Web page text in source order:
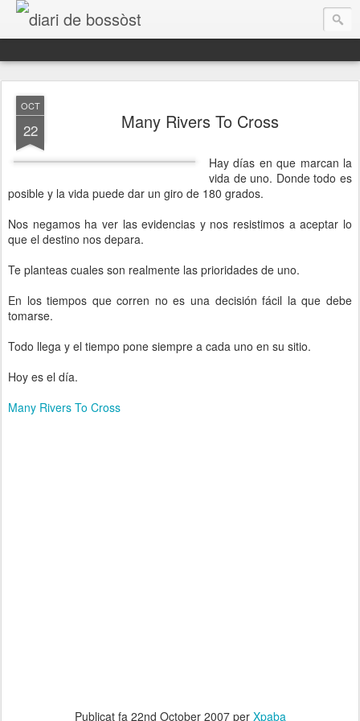
diari de bossòst
Aguest ei des d'aué eth mèn espaci de reflexions personaus, era banda sonora dera mia vida.
OCT
22 Many Rivers To Cross
Hay días en que marcan la
vida de uno. Donde todo es
posible y la vida puede dar un giro de 180 grados.
Nos negamos ha ver las evidencias y nos resistimos a aceptar lo
que el destino nos depara.
Te planteas cuales son realmente las prioridades de uno.
En los tiempos que corren no es una decisión fácil la que debe
tomarse.
Todo llega y el tiempo pone siempre a cada uno en su sitio.
Hoy es el día.
Many Rivers To Cross
Publicat fa 22nd October 2007per Xpaba